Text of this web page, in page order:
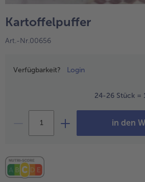
alle Obst
alle Süße Vielfalt
Confiserie & Feinkost
alle Küchenhelfer
Kartoffelpuffer
Art.-Nr.00656
Preisangabe
Verfügbarkeit? Login
24-26 Stück =
in den